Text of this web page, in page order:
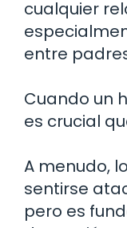
cualquier
entre
Cuando un
es crucial
A menudo,
sentirse
pero es